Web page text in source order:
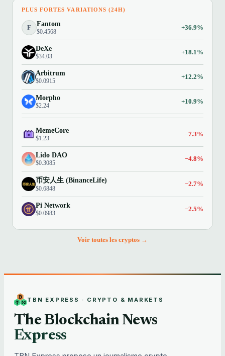
PLUS FORTES VARIATIONS (24H)
F Fantom
$0.4568
+36.9%
DeXe
$34.03
+18.1%
Arbitrum
$0.0915
+12.2%
Morpho
$2.24
+10.9%
MemeCore
$1.23
−7.3%
Lido DAO
$0.3085
−4.8%
币安人生 (BinanceLife)
$0.6848
−2.7%
Pi Network
$0.0983
−2.5%
Voir toutes les cryptos →
TBN EXPRESS · CRYPTO & MARKETS
The Blockchain News
Express